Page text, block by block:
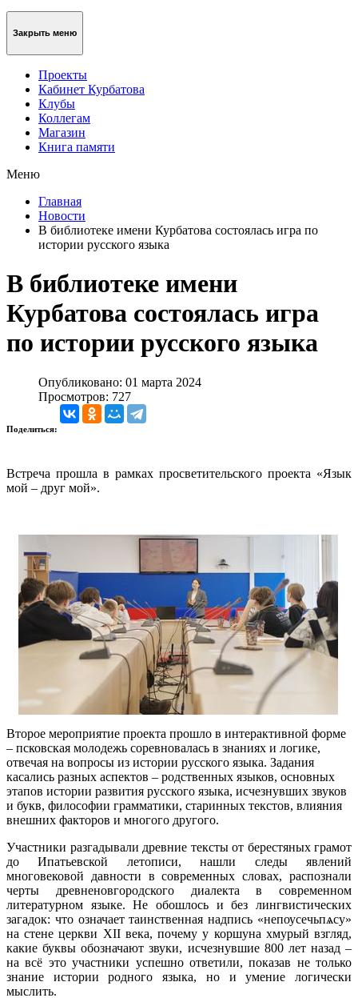
Закрыть меню
Проекты
Кабинет Курбатова
Клубы
Коллегам
Магазин
Книга памяти
Меню
Главная
Новости
В библиотеке имени Курбатова состоялась игра по
истории русского языка
В библиотеке имени
Курбатова состоялась игра
по истории русского языка
Опубликовано: 01 марта 2024
Просмотров: 727
Поделиться:
Встреча прошла в рамках просветительского проекта «Язык
мой – друг мой».
Второе мероприятие проекта прошло в интерактивной форме
– псковская молодежь соревновалась в знаниях и логике,
отвечая на вопросы из истории русского языка. Задания
касались разных аспектов – родственных языков, основных
этапов истории развития русского языка, исчезнувших звуков
и букв, философии грамматики, старинных текстов, влияния
внешних факторов и многого другого.
Участники разгадывали древние тексты от берестяных грамот
до Ипатьевской летописи, нашли следы явлений
многовековой давности в современных словах, распознали
черты древненовгородского диалекта в современном
литературном языке. Не обошлось и без лингвистических
загадок: что означает таинственная надпись «непоусечьпѧсу»
на стене церкви XII века, почему у коршуна хмурый взгляд,
какие буквы обозначают звуки, исчезнувшие 800 лет назад –
на всё это участники успешно ответили, показав не только
знание истории родного языка, но и умение логически
мыслить.